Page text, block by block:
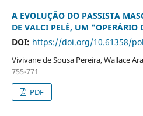
A EVOLUÇÃO DO PASSISTA
DE VALCI PELÉ, UM "OPERÁRIO
DOI: https://doi.org/10.61358/
Vivivane de Sousa Pereira, Wallace
755-771
PDF